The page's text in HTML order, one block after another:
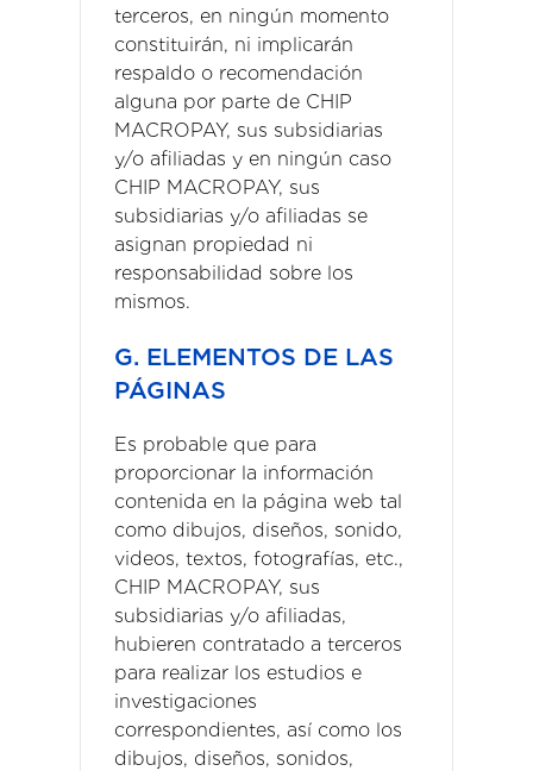
terceros, en ningún momento
constituirán, ni implicarán
respaldo o recomendación
alguna por parte de CHIP
MACROPAY, sus subsidiarias
y/o afiliadas y en ningún caso
CHIP MACROPAY, sus
subsidiarias y/o afiliadas se
asignan propiedad ni
responsabilidad sobre los
mismos.
G. ELEMENTOS DE LAS
PÁGINAS
Es probable que para
proporcionar la información
contenida en la página web tal
como dibujos, diseños, sonido,
videos, textos, fotografías, etc.,
CHIP MACROPAY, sus
subsidiarias y/o afiliadas,
hubieren contratado a terceros
para realizar los estudios e
investigaciones
correspondientes, así como los
dibujos, diseños, sonidos,